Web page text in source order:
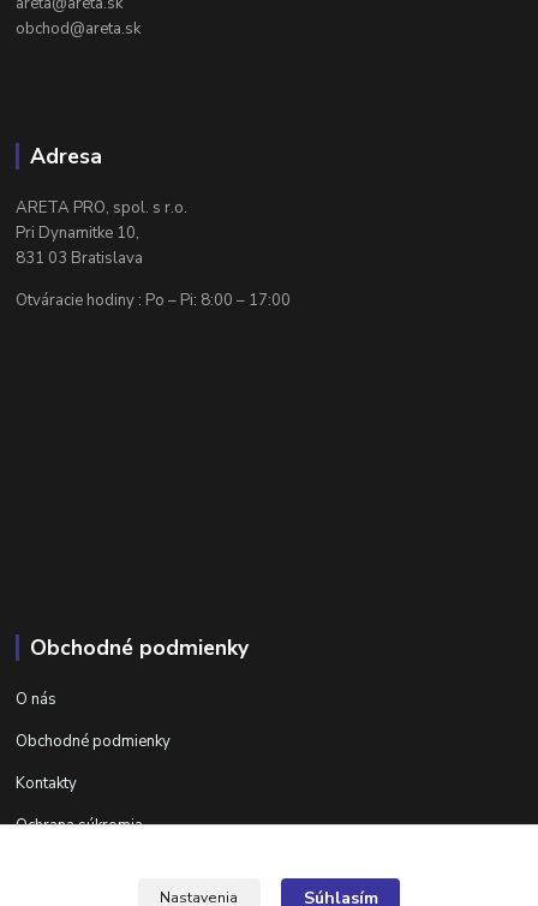
obchod@areta.sk
Adresa
ARETA PRO, spol. s r.o.
Pri Dynamitke 10,
831 03 Bratislava
Otváracie hodiny : Po – Pi: 8:00 – 17:00
Obchodné podmienky
O nás
Obchodné podmienky
Kontakty
Ochrana súkromia
Nastavenia Súhlasím